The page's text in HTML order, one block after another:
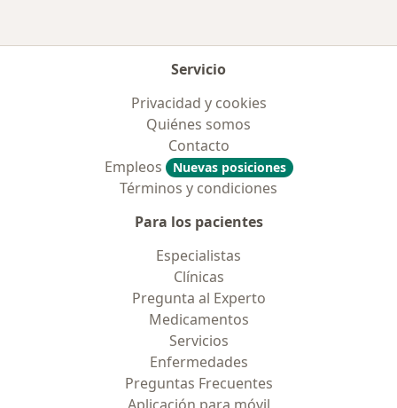
Servicio
Privacidad y cookies
Quiénes somos
Contacto
Empleos
Nuevas posiciones
Términos y condiciones
Para los pacientes
Especialistas
Clínicas
Pregunta al Experto
Medicamentos
Servicios
Enfermedades
Preguntas Frecuentes